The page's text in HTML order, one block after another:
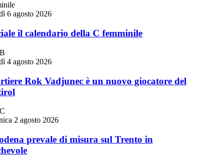
6 agosto 2026
il calendario della C femminile
4 agosto 2026
Rok Vadjunec è un nuovo giocatore del
2 agosto 2026
prevale di misura sul Trento in